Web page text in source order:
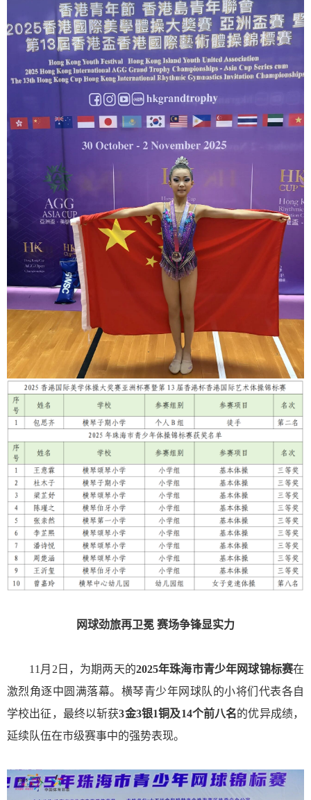
网球劲旅再卫冕 赛场争锋显实力
11月2日，为期两天的2025年珠海市青少年网球锦标赛在
激烈角逐中圆满落幕。横琴青少年网球队的小将们代表各自
学校出征，最终以斩获3金3银1铜及14个前八名的优异成绩，
延续队伍在市级赛事中的强势表现。